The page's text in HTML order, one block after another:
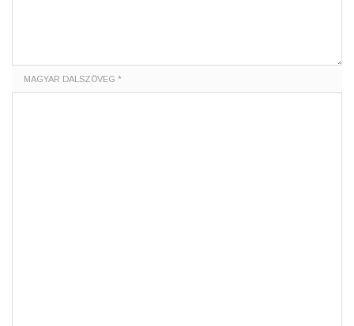
MAGYAR DALSZÖVEG *